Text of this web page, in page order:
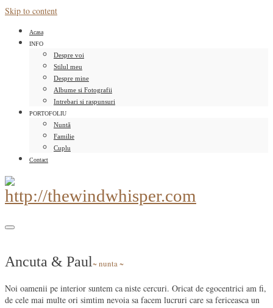
Skip to content
Acasa
INFO
Despre voi
Stilul meu
Despre mine
Albume si Fotografii
Intrebari si raspunsuri
PORTOFOLIU
Nuntă
Familie
Cuplu
Contact
Ancuta & Paul~ nunta ~
Noi oamenii pe interior suntem ca niste cercuri. Oricat de egocentrici am fi,
de cele mai multe ori simtim nevoia sa facem lucruri care sa fericeasca un